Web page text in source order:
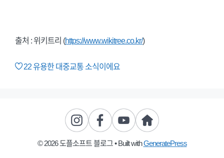
출처 : 위키트리 (https://www.wikitree.co.kr/)
22유용한 대중교통 소식이에요
© 2026 도플소프트 블로그• Built withGeneratePress